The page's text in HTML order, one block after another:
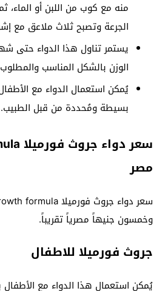
منه مع كوب من اللبن أو الماء،
الجرعة وتصبح ثلاث ملاعق مع
يستمر تناول هذا الدواء حتى
الوزن بالشكل المناسب
يُمكن استعمال الدواء مع
بسيطة ومُحددة من قبل الطبيب.
مصر
وخمسون جنيهاً مصرياً تقريباً.
جروث فورميلا للاطفال
يُمكن استعمال هذا الدواء مع